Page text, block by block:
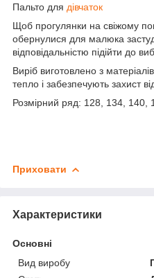
Пальто для дівчаток
Щоб прогулянки на свіжому
обернулися для малюка
відповідальністю підійти до
Виріб виготовлено з
тепло і забезпечують захист від
Розмірний ряд: 128, 134, 140,
Приховати
Характеристики
Основні
Вид виробу